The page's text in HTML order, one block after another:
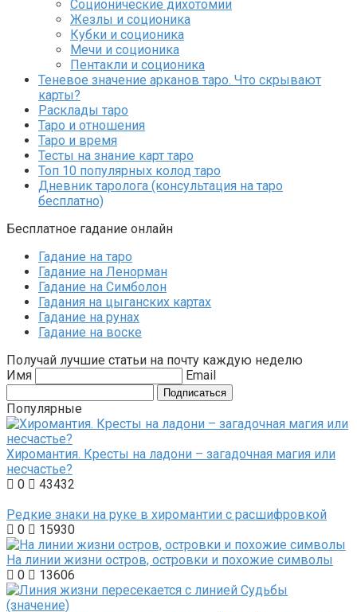
Соционические дихотомии
Жезлы и соционика
Кубки и соционика
Мечи и соционика
Пентакли и соционика
Теневое значение арканов таро. Что скрывают
карты?
Расклады таро
Таро и отношения
Таро и время
Тесты на знание карт таро
Топ 10 популярных колод таро
Дневник таролога (консультация на таро
бесплатно)
Бесплатное гадание онлайн
Гадание на таро
Гадание на Ленорман
Гадание на Симболон
Гадания на цыганских картах
Гадание на рунах
Гадание на воске
Получай лучшие статьи на почту каждую неделю
Имя
Email
Подписаться
Популярные
Хиромантия. Кресты на ладони – загадочная магия или
несчастье?
0
43432
Редкие знаки на руке в хиромантии с расшифровкой
0
15930
На линии жизни остров, островки и похожие символы
0
13606